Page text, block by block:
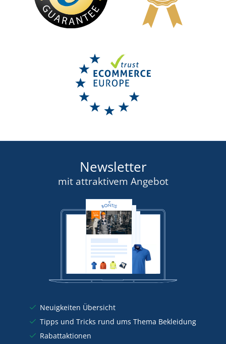
Newsletter
mit attraktivem Angebot
Neuigkeiten Übersicht
Tipps und Tricks rund ums Thema Bekleidung
Rabattaktionen